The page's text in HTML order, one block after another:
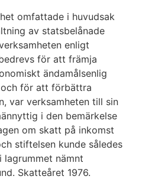
omfattade i huvudsak
av statsbelånade
enligt
för att främja
ändamålsenlig
för att förbättra
var verksamheten till sin
i den bemärkelse
om skatt på inkomst
stiftelsen kunde således
lagrummet nämnt
Skatteåret 1976.